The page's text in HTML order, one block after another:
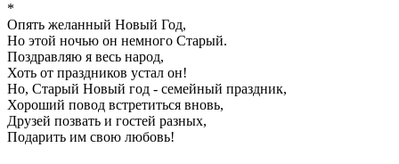
*
Опять желанный Новый Год,
Но этой ночью он немного Старый.
Поздравляю я весь народ,
Хоть от праздников устал он!
Но, Старый Новый год - семейный праздник,
Хороший повод встретиться вновь,
Друзей позвать и гостей разных,
Подарить им свою любовь!